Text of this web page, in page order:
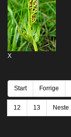
X
Start Forrige
12 13 Neste